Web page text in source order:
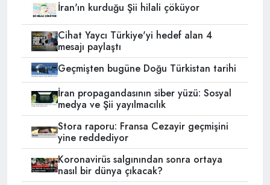
İran'ın kurduğu Şii hilali çöküyor
Cihat Yaycı Türkiye'yi hedef alan 4
mesajı paylaştı
Geçmişten bugüne Doğu Türkistan tarihi
İran propagandasının siber yüzü: Sosyal
medya ve Şii yayılmacılık
Stora raporu: Fransa Cezayir geçmişini
yine reddediyor
Koronavirüs salgınından sonra ortaya
nasıl bir dünya çıkacak?